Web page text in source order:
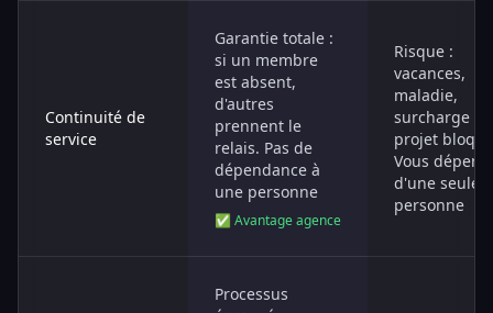
Continuité de
service
Garantie totale :
si un membre
est absent,
d'autres
prennent le
relais. Pas de
dépendance à
une personne
✅ Avantage agence
Risque :
vacances,
maladie,
surcharge =
projet
Vous
d'une seule
personne
Processus